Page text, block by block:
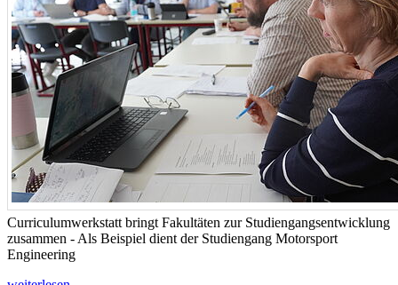
Curriculumwerkstatt bringt Fakultäten zur Studiengangsentwicklung
zusammen - Als Beispiel dient der Studiengang Motorsport
Engineering